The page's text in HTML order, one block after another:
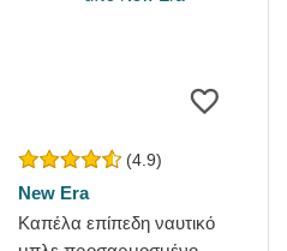
(4.9)
New Era
Καπέλα επίπεδη ναυτικό